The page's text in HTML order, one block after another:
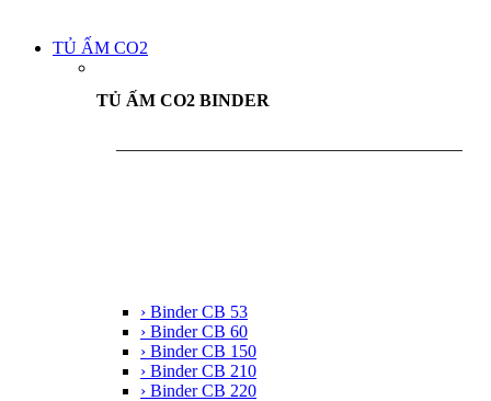
TỦ ẤM CO2
TỦ ẤM CO2 BINDER
› Binder CB 53
› Binder CB 60
› Binder CB 150
› Binder CB 210
› Binder CB 220